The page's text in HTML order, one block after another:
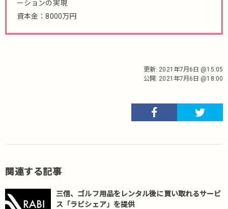
ーションの実現
資本金：8000万円
更新: 2021年7月6日 @15:05
公開: 2021年7月6日 @18:00
関連する記事
三信、ゴルフ用品をレンタル後に買い取れるサービ
ス「ラビシェア」を提供